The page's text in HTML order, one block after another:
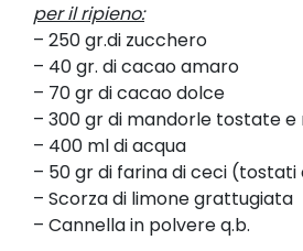
per il ripieno:
– 250 gr.di zucchero
– 40 gr. di cacao amaro
– 70 gr di cacao dolce
– 300 gr di mandorle tostate
– 400 ml di acqua
– 50 gr di farina di ceci
– Scorza di limone grattugiata
– Cannella in polvere q.b.